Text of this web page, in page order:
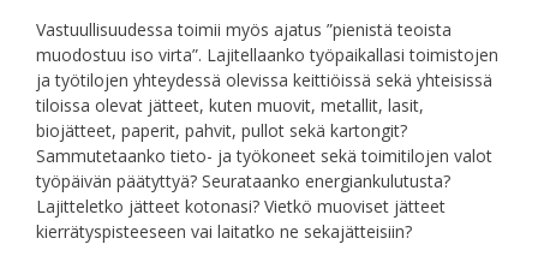
Vastuullisuudessa toimii myös ajatus ”pienistä teoista
muodostuu iso virta”. Lajitellaanko työpaikallasi toimistojen
ja työtilojen yhteydessä olevissa keittiöissä sekä yhteisissä
tiloissa olevat jätteet, kuten muovit, metallit, lasit,
biojätteet, paperit, pahvit, pullot sekä kartongit?
Sammutetaanko tieto- ja työkoneet sekä toimitilojen valot
työpäivän päätyttyä? Seurataanko energiankulutusta?
Lajitteletko jätteet kotonasi? Vietkö muoviset jätteet
kierrätyspisteeseen vai laitatko ne sekajätteisiin?